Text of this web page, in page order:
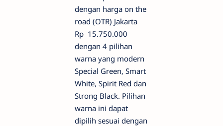
dengan harga on the
road (OTR) Jakarta
Rp 15.750.000
dengan 4 pilihan
warna yang modern
Special Green, Smart
White, Spirit Red dan
Strong Black. Pilihan
warna ini dapat
dipilih sesuai dengan